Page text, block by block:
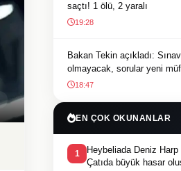
saçtı! 1 ölü, 2 yaralı
19:28
Bakan Tekin açıkladı:
olmayacak, sorular yeni
18:47
EN ÇOK OKUNANLAR
1
Heybeliada Deniz Harp
Çatıda büyük hasar